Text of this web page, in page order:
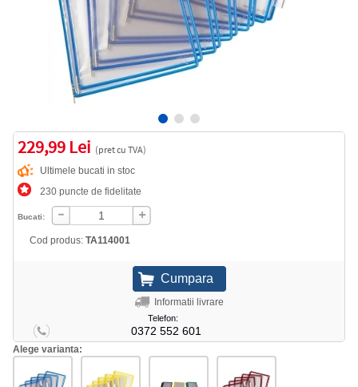
229,99 Lei (pret cu TVA)
Ultimele bucati in stoc
230 puncte de fidelitate
Bucati:
Cod produs: TA114001
Informatii livrare
Telefon:
0372 552 601
Alege varianta: